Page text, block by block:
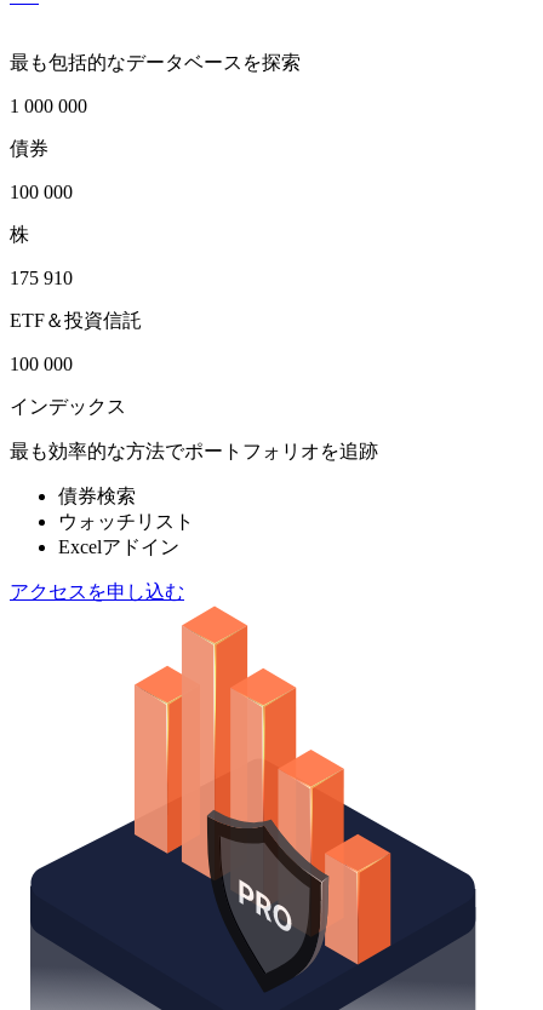
最も包括的なデータベースを探索
1 000 000
債券
100 000
株
175 910
ETF＆投資信託
100 000
インデックス
最も効率的な方法でポートフォリオを追跡
債券検索
ウォッチリスト
Excelアドイン
アクセスを申し込む